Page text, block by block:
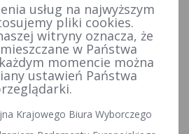
ZMIANĘ MIEJSCA
usług na najwyższym
pliki cookies.
witryny oznacza, że
w Państwa
momencie można
ustawień Państwa
Krajowego Biura Wyborczego